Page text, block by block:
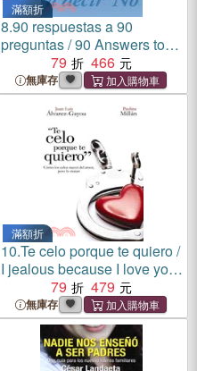
滿額折
8.90 respuestas a 90
preguntas / 90 Answers to
90 Questions: Sobre Cosas
De La Vida
79 466
無庫存
滿額折
10.Te celo porque te quiero /
I jealous because I love you:
Como Los Celos Nacen Del
Amor, Pero Lo Matan
79 479
無庫存